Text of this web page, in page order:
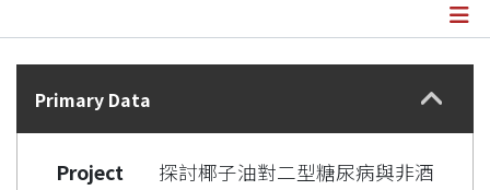
Details
Primary Data
Project
探討椰子油對二型糖尿病與非酒